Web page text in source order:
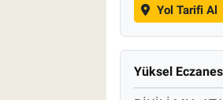
Yol Tarifi Al
Yüksel